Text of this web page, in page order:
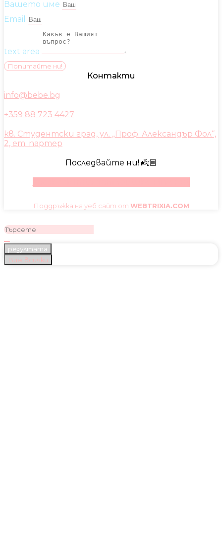
Вашето име
Email
text area
Попитайте ни!
Контакти
info@bebe.bg
+359 88 723 4427
кв. Студентски град, ул. „Проф. Александър Фол“,
2, ет. партер
Последвайте ни! 👼🏼
Поддръжка на уеб сайт от WEBTRIXIA.COM
резултата
Виж всички